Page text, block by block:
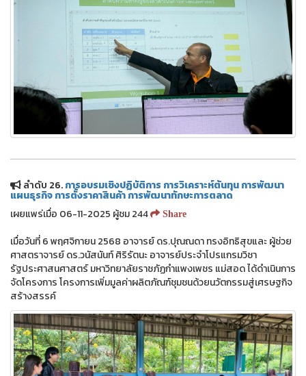
ลำดับ 26.การอบรมเชิงปฏิบัติการ การวิเคราะห์ต้นทุน การพัฒนา
แผนธุรกิจ การตั้งราคาสินค้า การพัฒนาทักษะการตลาด
เผยแพร่เมื่อ 06-11-2025 ผู้ชม 244
Share
เมื่อวันที่ 6 พฤศจิกายน 2568 อาจารย์ ดร.ปุณณดา ทรงอิทธิสุขและ ผู้ช่วย
ศาสตราจารย์ ดร.วนัสนันท์ ศิริรัตนะ อาจารย์ประจำโปรแกรมวิชา
รัฐประศาสนศาสตร์ มหาวิทยาลัยราชภัฏกำแพงเพชร แม่สอด ได้ดำเนินการ
จัดโครงการ โครงการเพิ่มมูลค่าผลิตภัณฑ์ชุมชนด้วยนวัตกรรมสู่เศรษฐกิจ
สร้างสรรค์